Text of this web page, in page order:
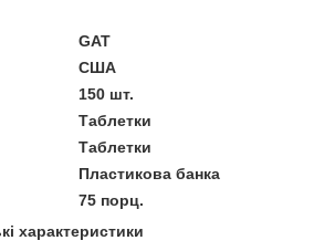
GAT
США
150 шт.
Таблетки
Таблетки
Пластикова банка
75 порц.
характеристики